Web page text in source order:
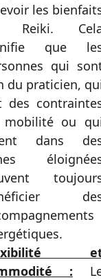
les
Reiki.
que
qui
du praticien,
des
mobilité ou
dans
: